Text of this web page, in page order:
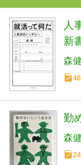
人
新
森健
勤
森健